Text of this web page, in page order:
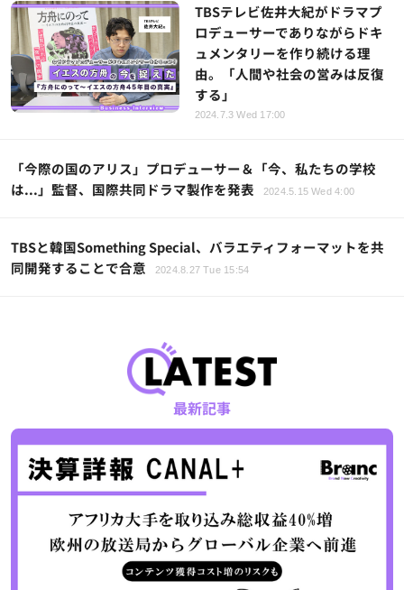
TBSテレビ佐井大紀がドラマプ
ロデューサーでありながらドキ
ュメンタリーを作り続ける理
由。「人間や社会の営みは反復
する」
2024.7.3 Wed 17:00
「今際の国のアリス」プロデューサー＆「今、私たちの学校
は...」監督、国際共同ドラマ製作を発表
2024.5.15 Wed 4:00
TBSと韓国Something Special、バラエティフォーマットを共
同開発することで合意
2024.8.27 Tue 15:54
最新記事